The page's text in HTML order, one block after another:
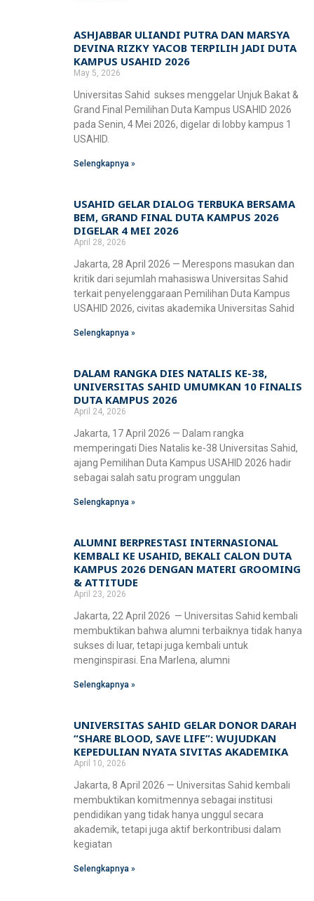
ASHJABBAR ULIANDI PUTRA DAN MARSYA
DEVINA RIZKY YACOB TERPILIH JADI DUTA
KAMPUS USAHID 2026
May 5, 2026
Universitas Sahid sukses menggelar Unjuk Bakat &
Grand Final Pemilihan Duta Kampus USAHID 2026
pada Senin, 4 Mei 2026, digelar di lobby kampus 1
USAHID.
Selengkapnya »
USAHID GELAR DIALOG TERBUKA BERSAMA
BEM, GRAND FINAL DUTA KAMPUS 2026
DIGELAR 4 MEI 2026
April 28, 2026
Jakarta, 28 April 2026 — Merespons masukan dan
kritik dari sejumlah mahasiswa Universitas Sahid
terkait penyelenggaraan Pemilihan Duta Kampus
USAHID 2026, civitas akademika Universitas Sahid
Selengkapnya »
DALAM RANGKA DIES NATALIS KE-38,
UNIVERSITAS SAHID UMUMKAN 10 FINALIS
DUTA KAMPUS 2026
April 24, 2026
Jakarta, 17 April 2026 — Dalam rangka
memperingati Dies Natalis ke-38 Universitas Sahid,
ajang Pemilihan Duta Kampus USAHID 2026 hadir
sebagai salah satu program unggulan
Selengkapnya »
ALUMNI BERPRESTASI INTERNASIONAL
KEMBALI KE USAHID, BEKALI CALON DUTA
KAMPUS 2026 DENGAN MATERI GROOMING
& ATTITUDE
April 23, 2026
Jakarta, 22 April 2026 — Universitas Sahid kembali
membuktikan bahwa alumni terbaiknya tidak hanya
sukses di luar, tetapi juga kembali untuk
menginspirasi. Ena Marlena, alumni
Selengkapnya »
UNIVERSITAS SAHID GELAR DONOR DARAH
“SHARE BLOOD, SAVE LIFE”: WUJUDKAN
KEPEDULIAN NYATA SIVITAS AKADEMIKA
April 10, 2026
Jakarta, 8 April 2026 — Universitas Sahid kembali
membuktikan komitmennya sebagai institusi
pendidikan yang tidak hanya unggul secara
akademik, tetapi juga aktif berkontribusi dalam
kegiatan
Selengkapnya »